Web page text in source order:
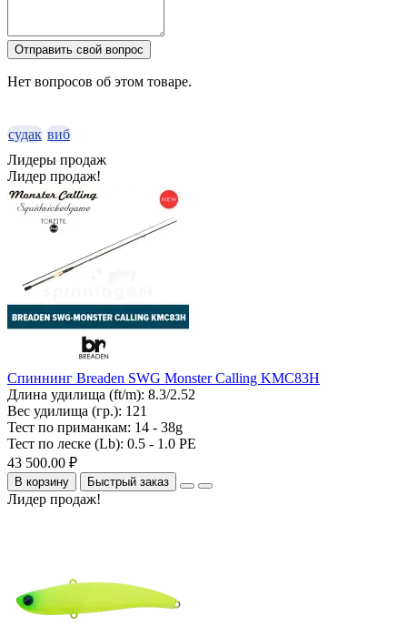
Отправить свой вопрос
Нет вопросов об этом товаре.
судак виб
Лидеры продаж
Лидер продаж!
Спиннинг Breaden SWG Monster Calling KMC83H
Длина удилища (ft/m): 8.3/2.52
Вес удилища (гр.): 121
Тест по приманкам: 14 - 38g
Тест по леске (Lb): 0.5 - 1.0 PE
43 500.00 ₽
В корзину Быстрый заказ
Лидер продаж!